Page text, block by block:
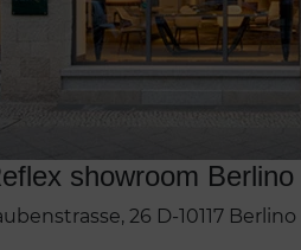
showroom Berlino
26 D-10117